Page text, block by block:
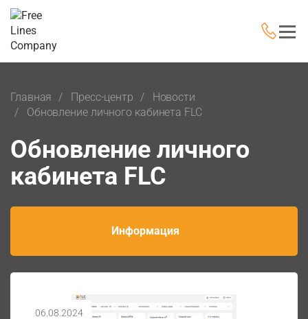
Главная Пресс-центр
Новости
Обновление личного кабинета FLC
Обновление личного
кабинета FLC
Информация
06.08.2024